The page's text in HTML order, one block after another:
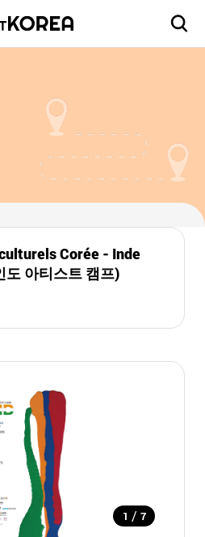
Corée - Inde
아티스트 캠프)
1 / 7